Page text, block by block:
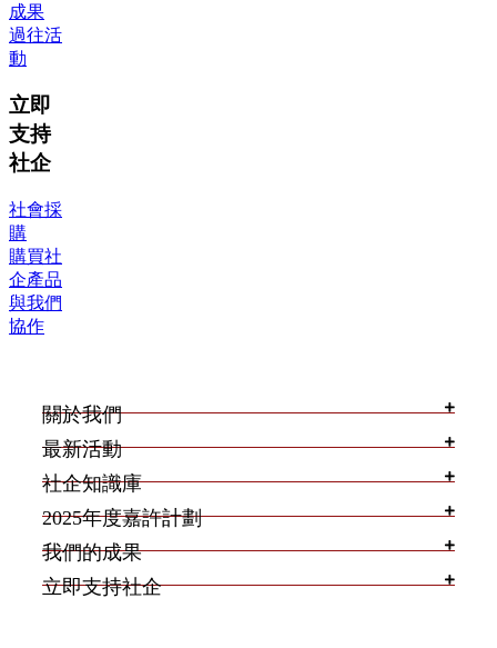
成果
過往活
動
立即
支持
社企
社會採
購
購買社
企產品
與我們
協作
關於我們
最新活動
社企知識庫
2025年度嘉許計劃
我們的成果
立即支持社企